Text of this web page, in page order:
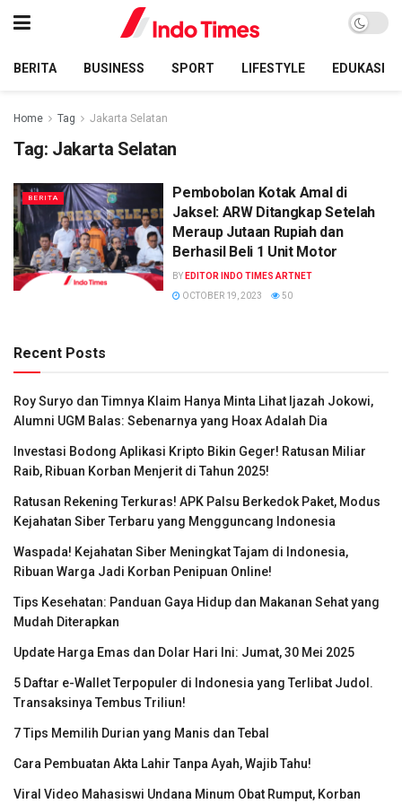
BERITA BUSINESS SPORT LIFESTYLE EDUKASI
Home Tag Jakarta Selatan
Tag: Jakarta Selatan
BERITA
Pembobolan Kotak Amal di
Jaksel: ARW Ditangkap Setelah
Meraup Jutaan Rupiah dan
Berhasil Beli 1 Unit Motor
BY EDITOR INDO TIMES ARTNET
OCTOBER 19, 2023
50
Recent Posts
Roy Suryo dan Timnya Klaim Hanya Minta Lihat Ijazah Jokowi,
Alumni UGM Balas: Sebenarnya yang Hoax Adalah Dia
Investasi Bodong Aplikasi Kripto Bikin Geger! Ratusan Miliar
Raib, Ribuan Korban Menjerit di Tahun 2025!
Ratusan Rekening Terkuras! APK Palsu Berkedok Paket, Modus
Kejahatan Siber Terbaru yang Mengguncang Indonesia
Waspada! Kejahatan Siber Meningkat Tajam di Indonesia,
Ribuan Warga Jadi Korban Penipuan Online!
Tips Kesehatan: Panduan Gaya Hidup dan Makanan Sehat yang
Mudah Diterapkan
Update Harga Emas dan Dolar Hari Ini: Jumat, 30 Mei 2025
5 Daftar e-Wallet Terpopuler di Indonesia yang Terlibat Judol.
Transaksinya Tembus Triliun!
7 Tips Memilih Durian yang Manis dan Tebal
Cara Pembuatan Akta Lahir Tanpa Ayah, Wajib Tahu!
Viral Video Mahasiswi Undana Minum Obat Rumput, Korban